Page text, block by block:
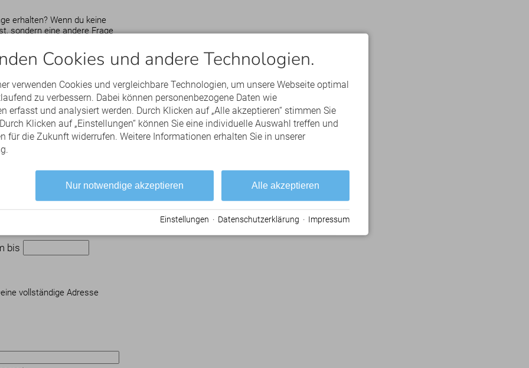
erhalten? Wenn du keine
sondern eine andere Frage
Alpenhof ****S
Freiberg ****S
HUBERTUS ****S
****S
Rosenalp
Berwanger Hof ****
Ellgass Allgäu Hotel
****
Kein Problem,
bis
vollständige Adresse
Cookies und andere Technologien.
verwenden Cookies und vergleichbare Technologien, um unsere Webseite optimal
zu verbessern. Dabei können personenbezogene Daten wie
erfasst und analysiert werden. Durch Klicken auf „Alle akzeptieren“ stimmen Sie
Klicken auf „Einstellungen“ können Sie eine individuelle Auswahl treffen und
für die Zukunft widerrufen. Weitere Informationen erhalten Sie in unserer
Alle akzeptieren
Nur notwendige akzeptieren
Einstellungen · Datenschutzerklärung · Impressum